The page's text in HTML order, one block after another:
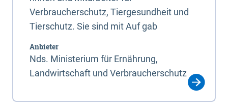
Verbraucherschutz, Tiergesundheit und
Tierschutz. Sie sind mit Auf gab
Anbieter
Nds. Ministerium für Ernährung,
Landwirtschaft und Verbraucherschutz